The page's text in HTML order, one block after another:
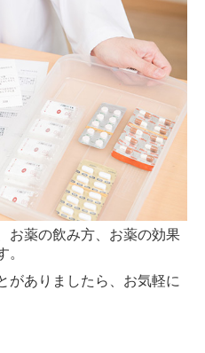
お薬の飲み方、お薬の効果
。
がありましたら、お気軽に